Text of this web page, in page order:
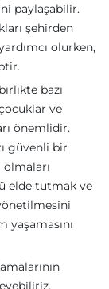
paylaşabilir.
şehirden
olurken,
bazı
ve
önemlidir.
güvenli bir
elde tutmak ve